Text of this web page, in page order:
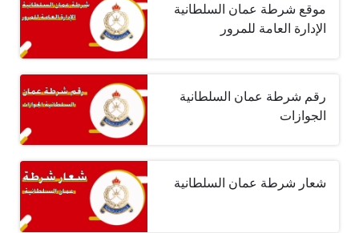
موقع شرطة عمان السلطانية
الإدارة العامة للمرور
رقم شرطة عمان السلطانية
الجوازات
شعار شرطة عمان السلطانية